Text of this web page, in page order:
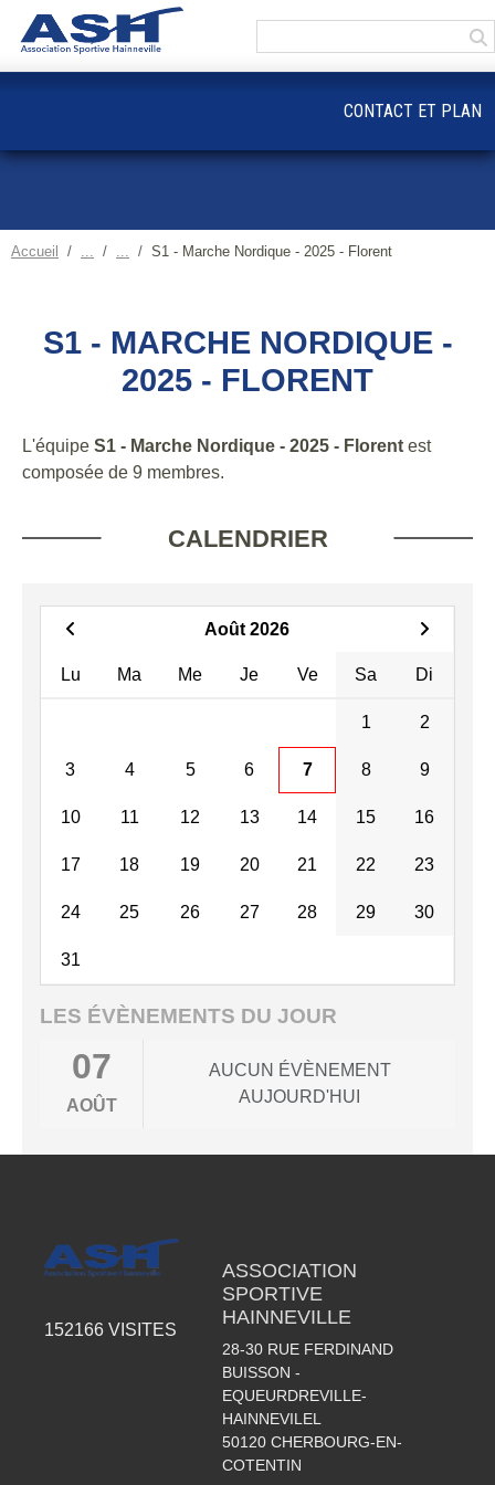
Accueil S1 - Marche Nordique - 2025 - Florent
S1 - MARCHE NORDIQUE -
2025 - FLORENT
L'équipe S1 - Marche Nordique - 2025 - Florent est
composée de 9 membres.
CALENDRIER
Août 2026
Lu Ma Me Je Ve Sa Di
1 2
3 4 5 6 7 8 9
10 11 12 13 14 15 16
17 18 19 20 21 22 23
24 25 26 27 28 29 30
31
LES ÉVÈNEMENTS DU JOUR
07
AOÛT
AUCUN ÉVÈNEMENT
AUJOURD'HUI
CONTACT ET PLAN
152166 VISITES
ASSOCIATION
SPORTIVE
HAINNEVILLE
28-30 RUE FERDINAND
BUISSON -
EQUEURDREVILLE-
HAINNEVILEL
50120 CHERBOURG-EN-
COTENTIN
Panneau de gestion des cookies